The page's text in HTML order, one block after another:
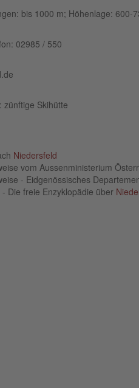
bis 1000 m; Höhenlage:
02985 / 550
zünftige Skihütte
Niedersfeld
vom Aussenministerium
- Eidgenössisches
Die freie Enzyklopädie über